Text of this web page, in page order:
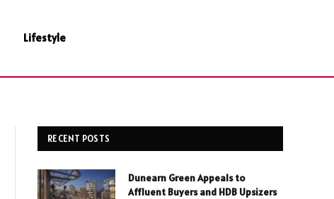
Lifestyle
RECENT POSTS
Dunearn Green Appeals to
Affluent Buyers and HDB Upsizers